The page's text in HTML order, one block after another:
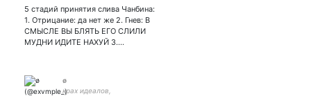
nct/wayv, dreamcatcher,
itzy, monsta x
5 стадий принятия слива Чанбина:
1. Отрицание: да нет же 2. Гнев: В
СМЫСЛЕ ВЫ БЛЯТЬ ЕГО СЛИЛИ
МУДНИ ИДИТЕ НАХУЙ 3.…
ø
крах идеалов,